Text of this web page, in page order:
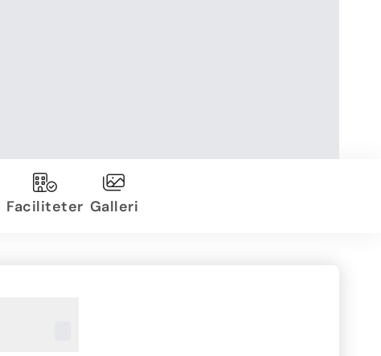
Faciliteter Galleri